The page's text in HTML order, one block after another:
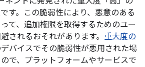
す。この脆弱性により、悪意のある
て、追加権限を取得するためのユー
されるおそれがあります。 重大度の
バイスでその脆弱性が悪用された場
で、プラットフォームやサービスで